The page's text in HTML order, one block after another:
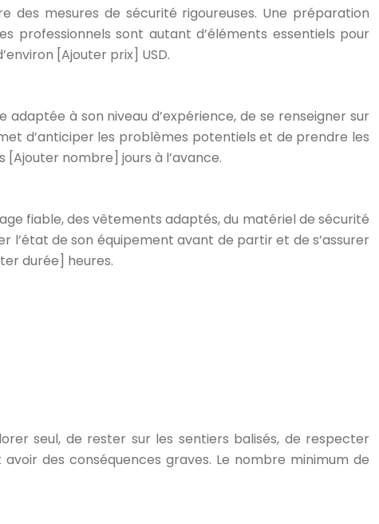
des mesures de sécurité rigoureuses. Une préparation
professionnels sont autant d’éléments essentiels pour
[Ajouter prix] USD.
à son niveau d’expérience, de se renseigner sur
d’anticiper les problèmes potentiels et de prendre les
nombre] jours à l’avance.
fiable, des vêtements adaptés, du matériel de sécurité
l’état de son équipement avant de partir et de s’assurer
durée] heures.
seul, de rester sur les sentiers balisés, de respecter
des conséquences graves. Le nombre minimum de